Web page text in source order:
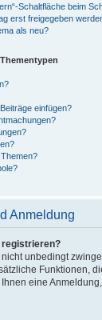
Schaltfläche beim
erst freigegeben
als neu?
einfügen?
Anmeldung
registrieren?
unbedingt
Funktionen,
eine